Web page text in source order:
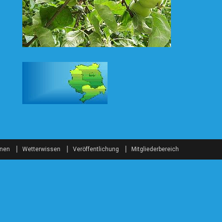
Wetterwissen Veröffentlichung Mitgliederbereich